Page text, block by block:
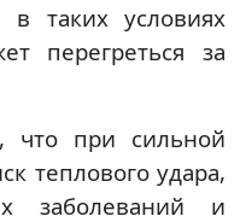
таких условиях
перегреться за
что при сильной
теплового удара,
заболеваний и